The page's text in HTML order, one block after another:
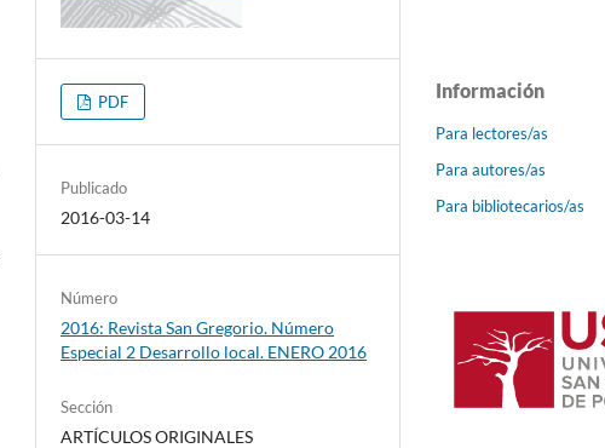
PDF
Publicado
2016-03-14
Número
2016: Revista San Gregorio. Número
Especial 2 Desarrollo local. ENERO 2016
Sección
ARTÍCULOS ORIGINALES
Información
Para lectores/as
Para autores/as
Para bibliotecarios/as